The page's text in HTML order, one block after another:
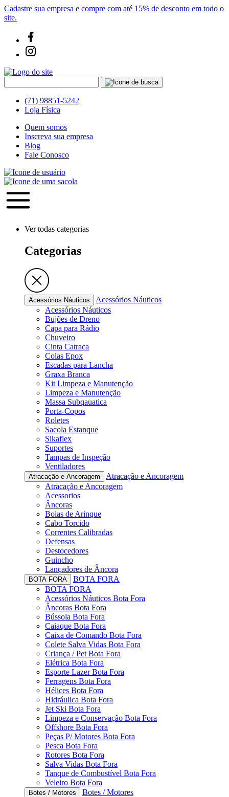
Cadastre sua empresa e compre com até 15% de desconto em todo o
site.
(71) 98851-5242
Loja Física
Quem somos
Inscreva sua empresa
Blog
Fale Conosco
Ver todas categorias
Categorias
Acessórios Náuticos
Acessórios Náuticos
Acessórios Náuticos
Bujões de Dreno
Capa para Rádio
Chuveiro
Cinta Catraca
Colas Epox
Escadas para Lancha
Graxa Branca
Kit Limpeza e Manutenção
Limpeza e Manutenção
Massa Subqauatica
Porta-Copos
Roletes
Sacola Estanque
Sikaflex
Suportes
Tampas de Inspeção
Ventiladores
Atracação e Ancoragem
Atracação e Ancoragem
Atracação e Ancoragem
Acessorios
Âncoras
Boias de Arinque
Cabo Torcido
Correntes Calibradas
Defensas
Destocedores
Guincho
Lançadores de Âncora
BOTA FORA
BOTA FORA
BOTA FORA
Acessórios Náuticos Bota Fora
Âncoras Bota Fora
Bússola Bota Fora
Caiaque Bota Fora
Caixa de Comando Bota Fora
Colete Salva Vidas Bota Fora
Criança / Pet Bota Fora
Elétrica Bota Fora
Esporte Lazer Bota Fora
Ferragens Bota Fora
Hélices Bota Fora
Hidráulica Bota Fora
Jet Ski Bota Fora
Limpeza e Conservação Bota Fora
Offshore Bota Fora
Peças P/ Motores Bota Fora
Pesca Bota Fora
Rotores Bota Fora
Salva Vidas Bota Fora
Tanque de Combustível Bota Fora
Veleiro Bota Fora
Botes / Motores
Botes / Motores